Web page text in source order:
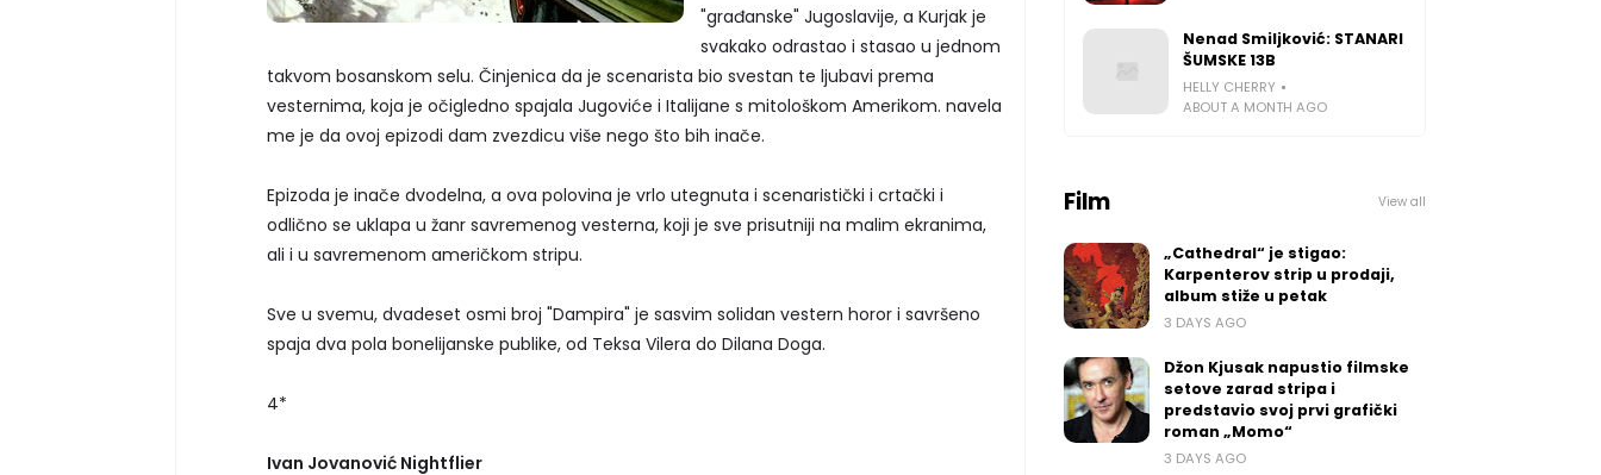
"građanske" Jugoslavije, a Kurjak je
svakako odrastao i stasao u jednom
takvom bosanskom selu. Činjenica da je scenarista bio svestan te ljubavi prema
vesternima, koja je očigledno spajala Jugoviće i Italijane s mitološkom Amerikom. navela
me je da ovoj epizodi dam zvezdicu više nego što bih inače.
Epizoda je inače dvodelna, a ova polovina je vrlo utegnuta i scenaristički i crtački i
odlično se uklapa u žanr savremenog vesterna, koji je sve prisutniji na malim ekranima,
ali i u savremenom američkom stripu.
Sve u svemu, dvadeset osmi broj "Dampira" je sasvim solidan vestern horor i savršeno
spaja dva pola bonelijanske publike, od Teksa Vilera do Dilana Doga.
4*
Ivan Jovanović Nightflier
Nenad Smiljković: STANARI
ŠUMSKE 13B
HELLY CHERRY
ABOUT A MONTH AGO
Film View all
„Cathedral“ je stigao:
Karpenterov strip u prodaji,
album stiže u petak
3 DAYS AGO
Džon Kjusak napustio filmske
setove zarad stripa i
predstavio svoj prvi grafički
roman „Momo“
3 DAYS AGO